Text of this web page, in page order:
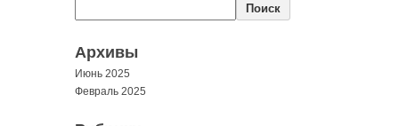
Поиск
Архивы
Июнь 2025
Февраль 2025